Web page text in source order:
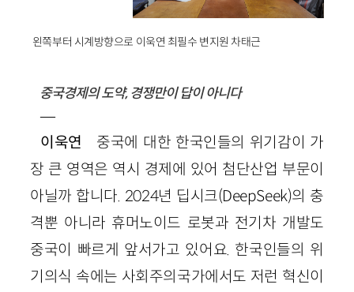
왼쪽부터 시계방향으로 이욱연 최필수 변지원 차태근
중국경제의 도약, 경쟁만이 답이 아니다
―
이욱연 중국에 대한 한국인들의 위기감이 가
장 큰 영역은 역시 경제에 있어 첨단산업 부문이
아닐까 합니다. 2024년 딥시크(DeepSeek)의 충
격뿐 아니라 휴머노이드 로봇과 전기차 개발도
중국이 빠르게 앞서가고 있어요. 한국인들의 위
기의식 속에는 사회주의국가에서도 저런 혁신이